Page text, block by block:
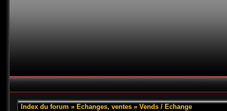
Index du forum » Echanges, ventes » Vends / Echange